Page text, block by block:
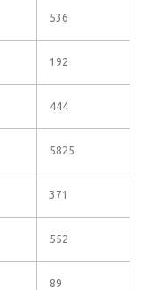
536
192
444
5825
371
552
89